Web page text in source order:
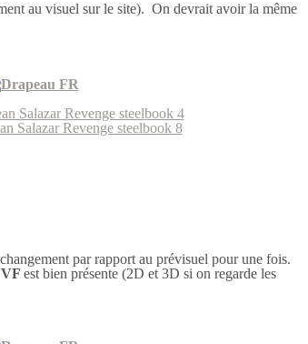
au visuel sur le site). On devrait avoir la même
par rapport au prévisuel pour une fois.
VF est bien présente (2D et 3D si on regarde les